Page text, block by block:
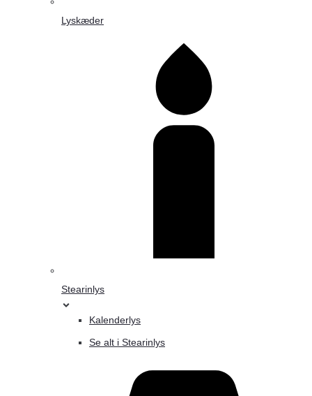
Lyskæder
Stearinlys
Kalenderlys
Se alt i Stearinlys